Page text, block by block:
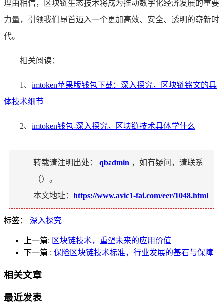
理由相信，区块链生态技术将成为推动数字化经济发展的重要
力量，引领我们昂首迈入一个更加高效、安全、透明的崭新时
代。
相关阅读：
1、 imtoken苹果版钱包下载：深入探究，区块链铭文的具
体技术细节
2、 imtoken钱包-深入探究，区块链技术具体学什么
转载请注明出处： qbadmin ，如有疑问，请联系
（）。
本文地址： https://www.avic1-fai.com/eer/1048.html
标签： 深入探究
上一篇: 区块链技术，重塑未来的应用价值
下一篇 : 保险区块链技术标准，行业发展的基石与保障
相关文章
最近发表